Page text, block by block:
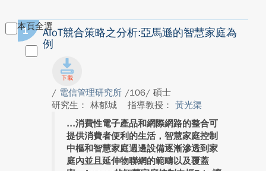
本頁全選
1
AIoT競合策略之分析:亞馬遜的智慧家庭為
例
/ 電信管理研究所 /106/ 碩士
研究生： 林郁城
指導教授： 黃光渠
消費性電子產品和網際網路的整合可
提供消費者便利的生活，智慧家庭控制
中樞和智慧家庭週邊設備逐漸滲透到家
庭內並且延伸物聯網的範疇以及覆蓋